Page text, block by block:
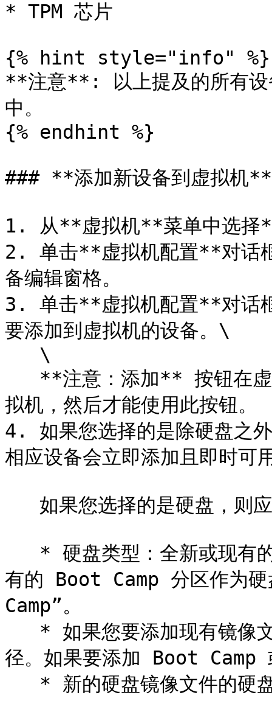
* TPM 芯片
{% hint style="info" %}
**注意**: 以上提及的所有设
中。
{% endhint %}
### **添加新设备到虚拟机**
1. 从**虚拟机**菜单中选择
2. 单击**虚拟机配置**对话
备编辑窗格。
3. 单击**虚拟机配置**对话
要添加到虚拟机的设备。\
拟机，然后才能使用此按钮。
4. 如果您选择的是除硬盘之
相应设备会立即添加且即时
有的 Boot Camp 分区作为硬
Camp”。
径。如果要添加 Boot Camp